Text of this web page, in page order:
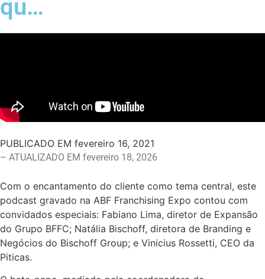
qu…
PUBLICADO EM fevereiro 16, 2021
– ATUALIZADO EM fevereiro 18, 2026
Com o encantamento do cliente como tema central, este
podcast gravado na ABF Franchising Expo contou com
convidados especiais: Fabiano Lima, diretor de Expansão
do Grupo BFFC; Natália Bischoff, diretora de Branding e
Negócios do Bischoff Group; e Vinicius Rossetti, CEO da
Piticas.